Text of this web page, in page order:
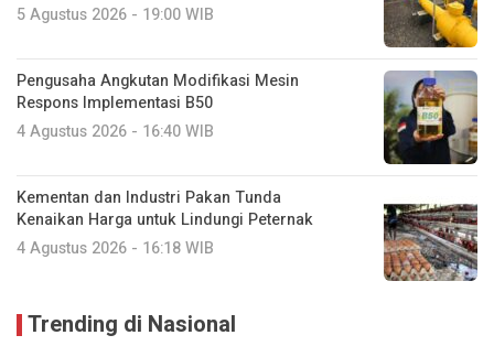
5 Agustus 2026 - 19:00 WIB
Pengusaha Angkutan Modifikasi Mesin
Respons Implementasi B50
4 Agustus 2026 - 16:40 WIB
Kementan dan Industri Pakan Tunda
Kenaikan Harga untuk Lindungi Peternak
4 Agustus 2026 - 16:18 WIB
Trending di Nasional